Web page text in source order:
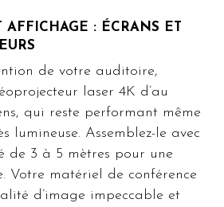
AFFICHAGE : ÉCRANS ET
de votre auditoire,
laser 4K d’au
qui reste performant même
lumineuse. Assemblez-le avec
de 3 à 5 mètres pour une
Votre matériel de conférence
d’image impeccable et